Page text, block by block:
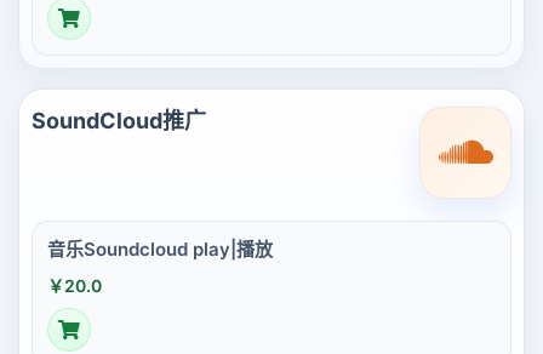
SoundCloud推广
音乐Soundcloud play|播放
￥20.0